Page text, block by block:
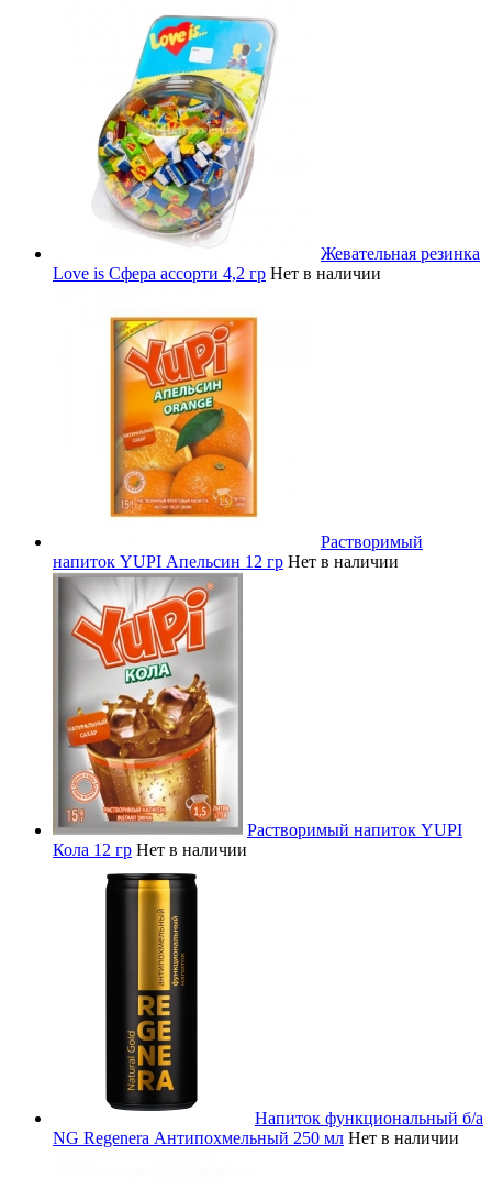
Жевательная резинка
Love is Сфера ассорти 4,2 гр Нет в наличии
Растворимый
напиток YUPI Апельсин 12 гр Нет в наличии
Растворимый напиток YUPI
Кола 12 гр Нет в наличии
Напиток функциональный б/а
NG Regenera Антипохмельный 250 мл Нет в наличии